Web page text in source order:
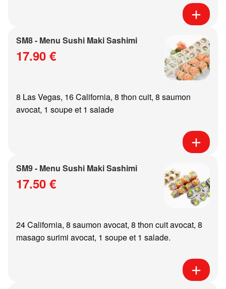
SM8 - Menu Sushi Maki Sashimi
17.90 €
8 Las Vegas, 16 California, 8 thon cuit, 8 saumon
avocat, 1 soupe et 1 salade
SM9 - Menu Sushi Maki Sashimi
17.50 €
24 California, 8 saumon avocat, 8 thon cuit avocat, 8
masago surimi avocat, 1 soupe et 1 salade.